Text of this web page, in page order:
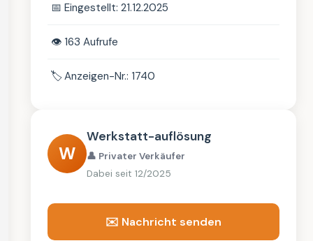
📅 Eingestellt: 21.12.2025
👁️ 163 Aufrufe
🏷️Anzeigen-Nr.: 1740
W
Werkstatt-auflösung
👤 Privater Verkäufer
Dabei seit 12/2025
✉️ Nachricht senden